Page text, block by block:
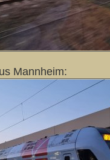
Mannheim: